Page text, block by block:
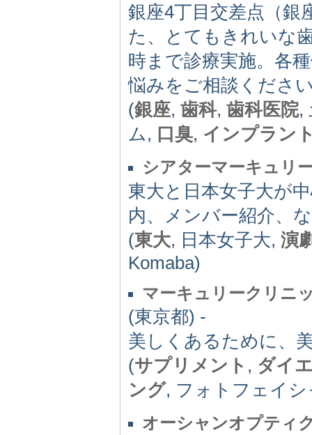
銀座4丁目交差点（銀
た、とてもきれいな
時まで診療実施。各
悩みをご相談くださ
(銀座, 歯科, 歯科医院,
ム, 口臭, インプラン
シアターマーキュリ
東大と日本女子大が
内、メンバー紹介、
(東大, 日本女子大, 演
Komaba)
マーキュリークリニ
(東京都) -
美しくあるために、
(サプリメント , ダイ
ング, フォトフェイ
オーシャンオプティ